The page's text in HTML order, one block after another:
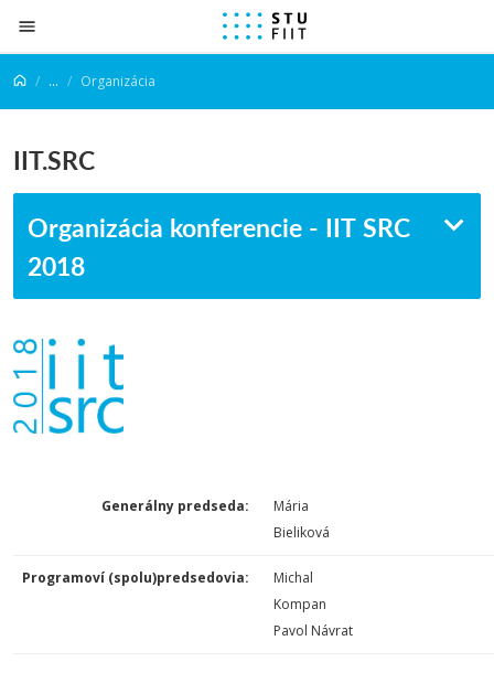
Prejsť na obsah
... Organizácia
IIT.SRC
Organizácia konferencie - IIT SRC
2018
Generálny predseda:
Mária
Bieliková
Programoví (spolu)predsedovia:
Michal
Kompan
Pavol Návrat